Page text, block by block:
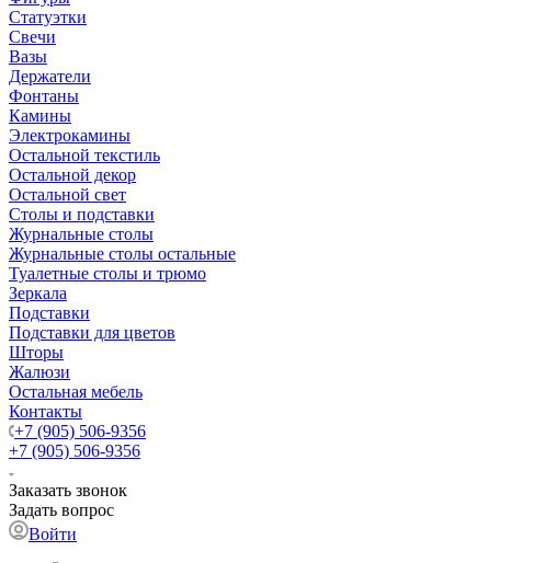
Статуэтки
Свечи
Вазы
Держатели
Фонтаны
Камины
Электрокамины
Остальной текстиль
Остальной декор
Остальной свет
Столы и подставки
Журнальные столы
Журнальные столы остальные
Туалетные столы и трюмо
Зеркала
Подставки
Подставки для цветов
Шторы
Жалюзи
Остальная мебель
Контакты
+7 (905) 506-9356
+7 (905) 506-9356
Заказать звонок
Задать вопрос
Войти